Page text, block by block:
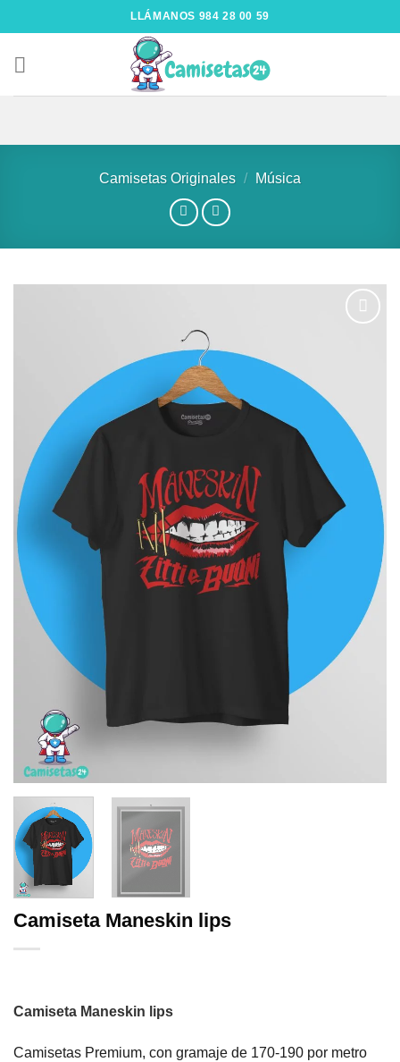
LLÁMANOS 984 28 00 59
Camisetas Originales / Música
Camiseta Maneskin lips
Camiseta Maneskin lips
Camisetas Premium, con gramaje de 170-190 por metro